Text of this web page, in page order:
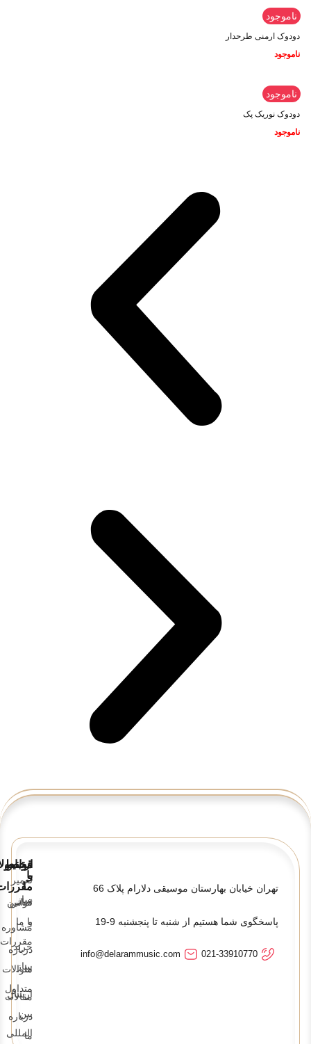
ناموجود
دودوک ارمنی طرحدار
ناموجود
ناموجود
دودوک نوریک پک
ناموجود
تهران خیابان بهارستان موسیقی دلارام پلاک 66
پاسخگوی شما هستیم از شنبه تا پنجشنبه 9-19
021-33910770
info@delarammusic.com
تعمیر
ساز
مشاوره
خرید
ساز
ارسال
بین
المللی
قوانین
و
قوانین
و
مقررات
سوالات
متداول
درباره
ما
ارتباط
با
ما
تماس
با ما
درباره
ما
مقالات